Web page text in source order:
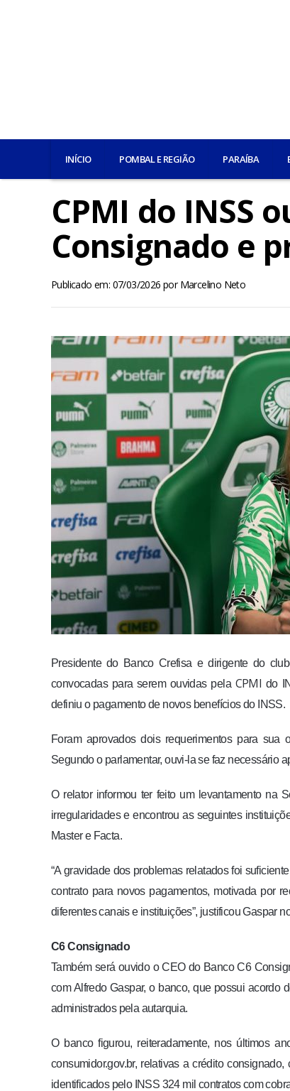
INÍCIO POMBAL E REGIÃO PARAÍBA
CPMI do INSS
Consignado e
Publicado em: 07/03/2026 porMarcelino Neto
Presidente do Banco Crefisa e dirigente do
convocadas para serem ouvidas pela CPMI do
definiu o pagamento de novos benefícios do INSS.
Foram aprovados dois requerimentos para sua
Segundo o parlamentar, ouvi-la se faz necessário
O relator informou ter feito um levantamento na
irregularidades e encontrou as seguintes
Master e Facta.
“A gravidade dos problemas relatados foi
contrato para novos pagamentos, motivada por
diferentes canais e instituições”, justificou Gaspar
C6 Consignado
Também será ouvido o CEO do Banco C6
com Alfredo Gaspar, o banco, que possui acordo
administrados pela autarquia.
O banco figurou, reiteradamente, nos últimos
consumidor.gov.br, relativas a crédito
identificados pelo INSS 324 mil contratos com